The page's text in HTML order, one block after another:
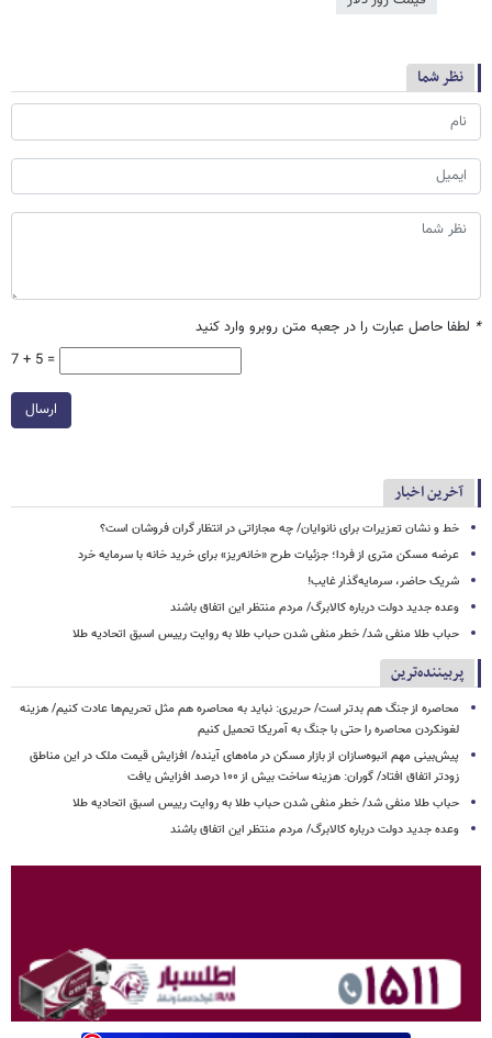
نظر شما
* لطفا حاصل عبارت را در جعبه متن روبرو وارد کنید
7 + 5 =
ارسال
آخرین اخبار
خط و نشان تعزیرات برای نانوایان/ چه مجازاتی در انتظار گران فروشان است؟
عرضه مسکن متری از فردا؛ جزئیات طرح «خانه‌ریز» برای خرید خانه با سرمایه خرد
شریک حاضر، سرمایه‌گذار غایب!
وعده جدید دولت درباره کالابرگ/ مردم منتظر این اتفاق باشند
حباب طلا منفی شد/ خطر منفی شدن حباب طلا به روایت رییس اسبق اتحادیه طلا
پربیننده‌ترین
محاصره از جنگ هم بدتر است/ حریری: نباید به محاصره هم مثل تحریم‌ها عادت کنیم/ هزینه
لغونکردن محاصره را حتی با جنگ به آمریکا تحمیل کنیم
پیش‌بینی مهم انبوه‌سازان از بازار مسکن در ماه‌های آینده/ افزایش قیمت ملک در این مناطق
زودتر اتفاق افتاد/ گوران: هزینه ساخت بیش از ۱۰۰ درصد افزایش یافت
حباب طلا منفی شد/ خطر منفی شدن حباب طلا به روایت رییس اسبق اتحادیه طلا
وعده جدید دولت درباره کالابرگ/ مردم منتظر این اتفاق باشند